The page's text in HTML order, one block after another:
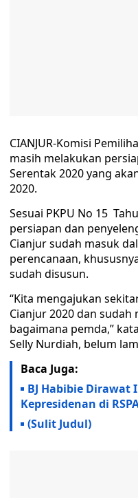
CIANJUR-Komisi
masih melakukan
Serentak 2020 yang
2020.
Sesuai PKPU No 15
persiapan dan
Cianjur sudah masuk
perencanaan,
sudah disusun.
“Kita mengajukan
Cianjur 2020 dan
bagaimana pemda,”
Selly Nurdiah, belum
Baca Juga:
BJ Habibie
Kepresidenan di
(Sulit Judul)